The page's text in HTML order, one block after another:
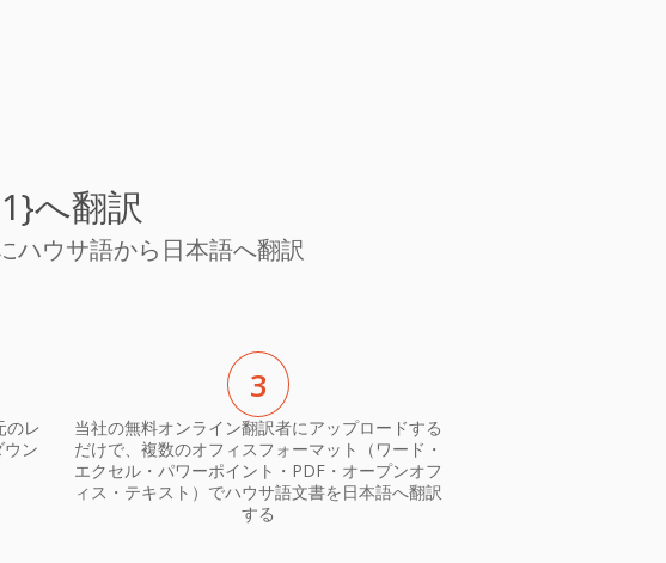
へ翻訳
ハウサ語から日本語へ翻訳
のレ
ン
3
当社の無料オンライン翻訳者にアップロードする
だけで、複数のオフィスフォーマット（ワード・
エクセル・パワーポイント・PDF・オープンオフ
ィス・テキスト）でハウサ語文書を日本語へ翻訳
する